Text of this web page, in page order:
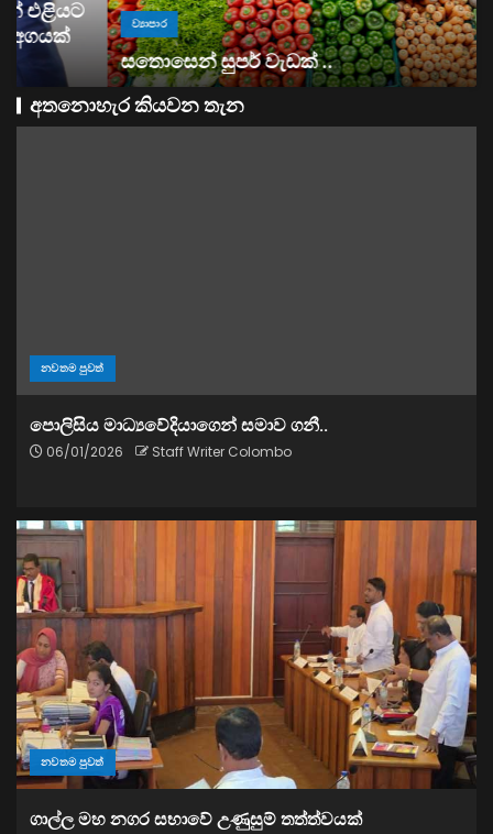
ව්‍යාපාර
සතොසෙන් සුපර් වැඩක් ..
අතනොහැර කියවන තැන
නවතම පුවත්
පොලිසිය මාධ්‍යවේදියාගෙන් සමාව ගනී..
06/01/2026 Staff Writer Colombo
නවතම පුවත්
ගාල්ල මහ නගර සභාවේ උණුසුම් තත්ත්වයක්